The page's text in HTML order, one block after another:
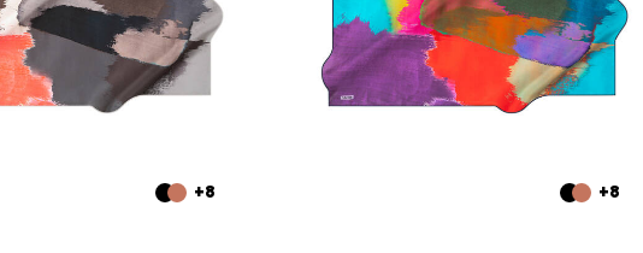
+8 +8